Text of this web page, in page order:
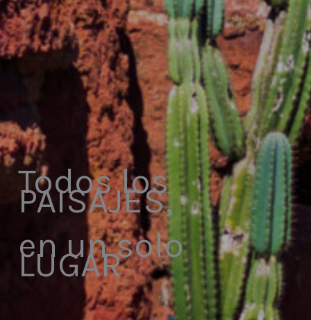
Todos los
PAISAJES,
en un solo
LUGAR